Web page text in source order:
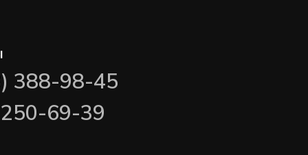
388-98-45
69-39